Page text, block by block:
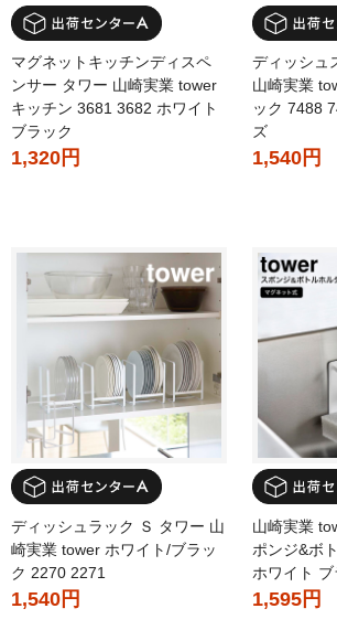
マグネットキッチンディスペ
ンサー タワー 山崎実業 tower
キッチン 3681 3682 ホワイト
ブラック
1,320円
ディッシュ
山崎実業
ック 7488
ズ
1,540円
ディッシュラック Ｓ タワー 山
崎実業 tower ホワイト/ブラッ
ク 2270 2271
1,540円
山崎実業
ポンジ&ボ
ホワイト
1,595円